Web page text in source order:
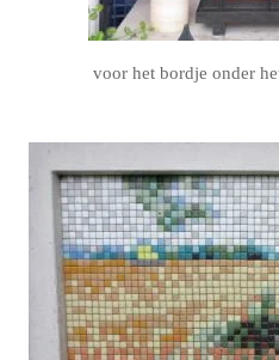
voor het bordje onder